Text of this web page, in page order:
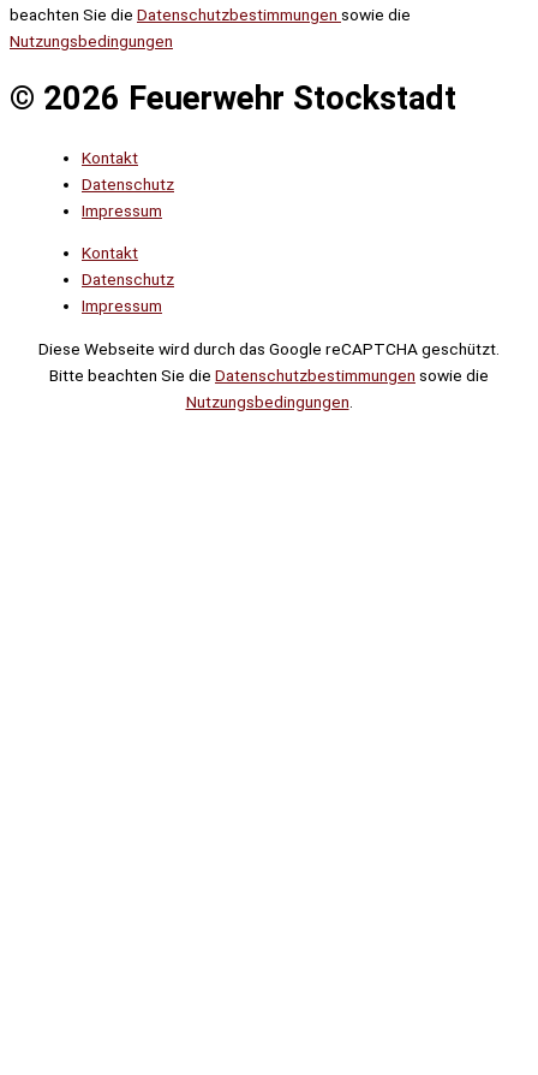
beachten Sie die Datenschutzbestimmungen sowie die
Nutzungsbedingungen
© 2026 Feuerwehr Stockstadt
Kontakt
Datenschutz
Impressum
Kontakt
Datenschutz
Impressum
Diese Webseite wird durch das Google reCAPTCHA geschützt.
Bitte beachten Sie die Datenschutzbestimmungen sowie die
Nutzungsbedingungen